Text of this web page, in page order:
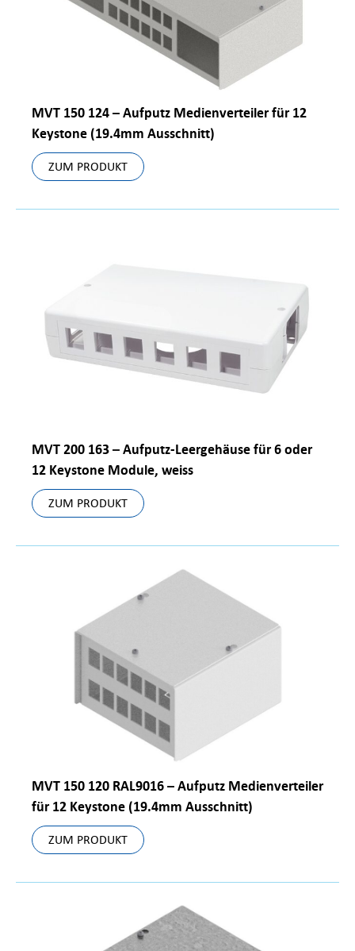
MVT 150 124 – Aufputz Medienverteiler für 12
Keystone (19.4mm Ausschnitt)
ZUM PRODUKT
MVT 200 163 – Aufputz-Leergehäuse für 6 oder
12 Keystone Module, weiss
ZUM PRODUKT
MVT 150 120 RAL9016 – Aufputz Medienverteiler
für 12 Keystone (19.4mm Ausschnitt)
ZUM PRODUKT